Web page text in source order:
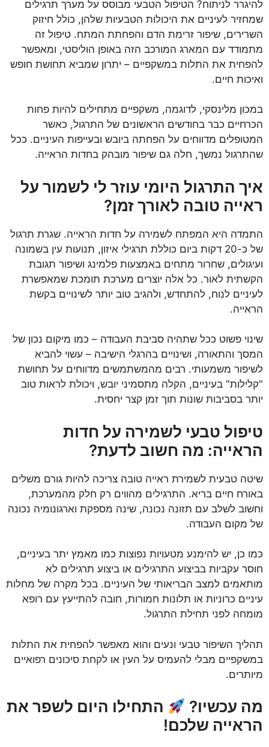
להיגרר לניתוח? הטיפול הטבעי מבוסס על מערך תרגילים
שמחזיר לעיניים את היכולות הטבעיות שלהן, כולל חיזוק
השרירים, שיפור זרימת הדם והפחתת המתח. טיפול זה
מתמודד עם המארג המורכב הזה באופן הוליסטי, ומאפשר
להפחית את התלות במשקפיים – יתרון שמביא תחושת חופש
ואיכות חיים.
במכון מלינסקי, לדוגמה, משקפיים מתחילים להיות פחות
הכרחיים כבר בחודשים הראשונים של התרגול, כאשר
המטופלים מדווחים על הפחתה ביובש ובעייפות העיניים. ככל
שהתרגול נמשך, חלה גם שיפור מובהק בחדות הראייה.
איך התרגול היומי עוזר לי לשמור על
ראייה טובה לאורך זמן?
התמדה היא המפתח לשמירה על חדות הראייה. שגרת תרגול
של כ-20 דקות ביום כוללת תרגילי איזון, תנועות עין בשמונה
ועיגולים, שחרור מתחים באמצעות פלמינג ושיפור תגובת
הקשתית לאור. כל אלה יוצרים מערכת תומכת שמאפשרת
לעיניים לנוח, להתחדש, ולהגיב טוב יותר לשינויים בקשת
הראייה.
שינוי פשוט ככל שתהיה סביבת העבודה – כמו מיקום נכון של
המסך והתאורה, ושינויים בהרגלי הישיבה – עשוי להביא
לשיפור משמעותי. רבים מהמשתמשים מדווחים על תחושת
"קלילות" בעיניים, הקלה מתסמיני יובש, ויכולת לראות טוב
יותר בסביבות שונות תוך זמן קצר יחסית.
טיפול טבעי לשמירה על חדות
הראייה: מה חשוב לדעת?
שיטה טבעית לשמירת ראייה טובה צריכה להיות גורם משלים
באורח חיים בריא. התרגילים מהווים רק חלק מהמערכת,
וחשוב לשלב עם תזונה נכונה, שינה מספקת וארגונומיה נכונה
של מקום העבודה.
כמו כן, יש להימנע מטעויות נפוצות כמו מאמץ יתר בעיניים,
חוסר עקביות בביצוע התרגילים או ביצוע תרגילים לא
מותאמים למצב הבריאותי של העיניים. בכל מקרה של מחלות
עיניים כרוניות או תלונות חמורות, חובה להתייעץ עם רופא
מומחה לפני תחילת התרגול.
תהליך השיפור טבעי ונעים והוא מאפשר להפחית את התלות
במשקפיים מבלי להעמיס על העין או לקחת סיכונים רפואיים
מיותרים.
מה עכשיו?
התחילו היום לשפר את
הראייה שלכם!